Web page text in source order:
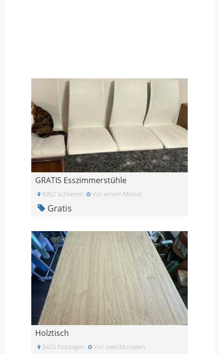
GRATIS Esszimmerstühle
8952 Schlieren Vor einem Monat
Gratis
Holztisch
3425 Koppigen Vor zwei Monaten